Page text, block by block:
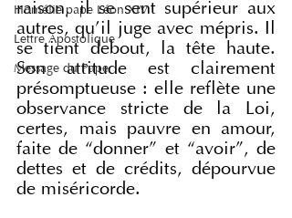
Homélie pape Léon XIV
Lettre Apostolique
Message du Pape
raison, il se sent supérieur aux
autres, qu'il juge avec mépris. Il
se tient debout, la tête haute.
Son attitude est clairement
présomptueuse : elle reflète une
observance stricte de la Loi,
certes, mais pauvre en amour,
faite de “donner” et “avoir”, de
dettes et de crédits, dépourvue
de miséricorde.